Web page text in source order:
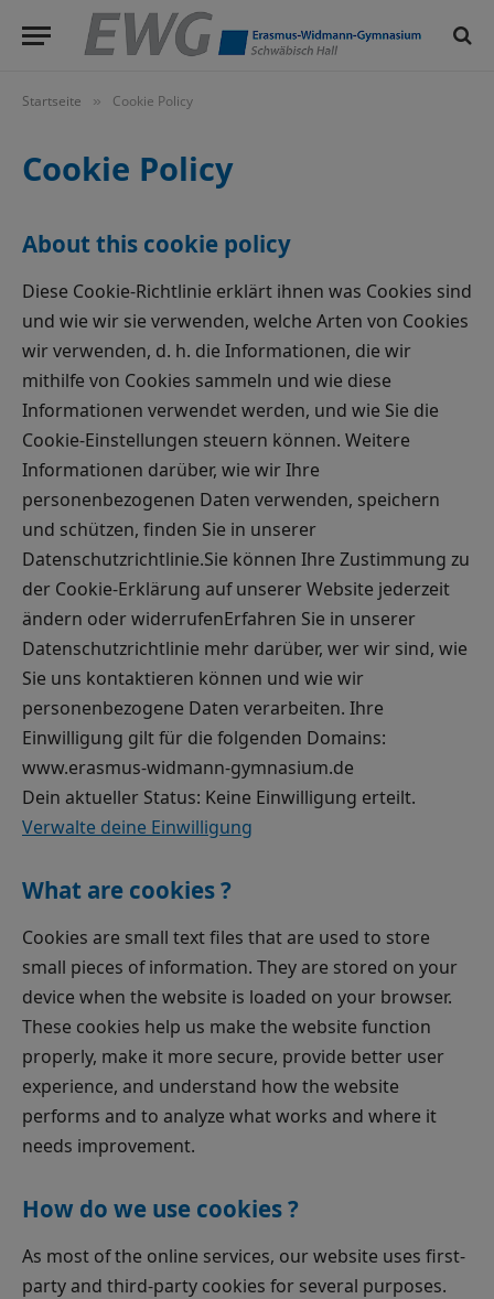
Startseite » Cookie Policy
Cookie Policy
About this cookie policy
Diese Cookie-Richtlinie erklärt ihnen was Cookies sind
und wie wir sie verwenden, welche Arten von Cookies
wir verwenden, d. h. die Informationen, die wir
mithilfe von Cookies sammeln und wie diese
Informationen verwendet werden, und wie Sie die
Cookie-Einstellungen steuern können. Weitere
Informationen darüber, wie wir Ihre
personenbezogenen Daten verwenden, speichern
und schützen, finden Sie in unserer
Datenschutzrichtlinie.Sie können Ihre Zustimmung zu
der Cookie-Erklärung auf unserer Website jederzeit
ändern oder widerrufenErfahren Sie in unserer
Datenschutzrichtlinie mehr darüber, wer wir sind, wie
Sie uns kontaktieren können und wie wir
personenbezogene Daten verarbeiten. Ihre
Einwilligung gilt für die folgenden Domains:
www.erasmus-widmann-gymnasium.de
Dein aktueller Status: Keine Einwilligung erteilt.
Verwalte deine Einwilligung
What are cookies ?
Cookies are small text files that are used to store
small pieces of information. They are stored on your
device when the website is loaded on your browser.
These cookies help us make the website function
properly, make it more secure, provide better user
experience, and understand how the website
performs and to analyze what works and where it
needs improvement.
How do we use cookies ?
As most of the online services, our website uses first-
party and third-party cookies for several purposes.